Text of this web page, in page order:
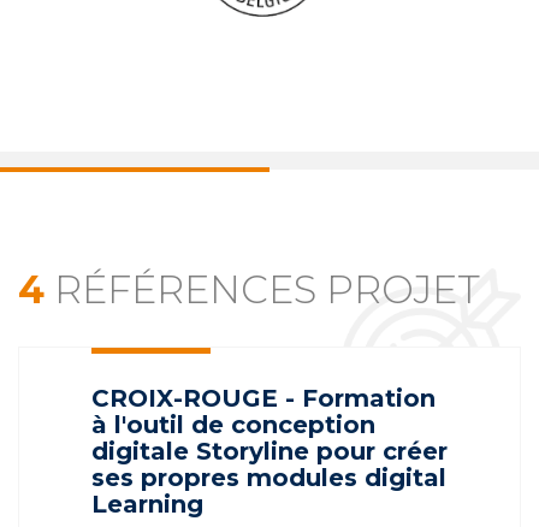
4 RÉFÉRENCES PROJET
CROIX-ROUGE - Formation
à l'outil de conception
digitale Storyline pour créer
ses propres modules digital
Learning